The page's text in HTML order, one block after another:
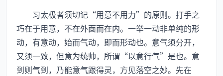
习太极者须切记“用意不用力”的原则。打手之
巧在于用意，不在外面而在内。一举一动非单纯的形
动，有意动，始而气动，即而形动也。意气须分开，
又须一致，但意为统帅，所谓“以意行气”是也。意
到则气到，乃能意气跟得灵，方见落空之妙。先在